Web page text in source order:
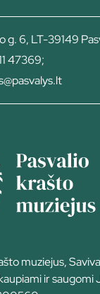
g. 6, LT-39149
47369;
muziejus,
ir saugomi